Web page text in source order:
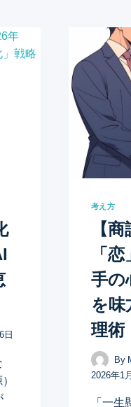
日
考え方
【
「
手の
を味
理術
By
2026年1
「一